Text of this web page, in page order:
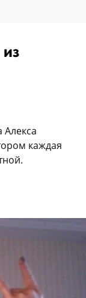
Алекса
каждая